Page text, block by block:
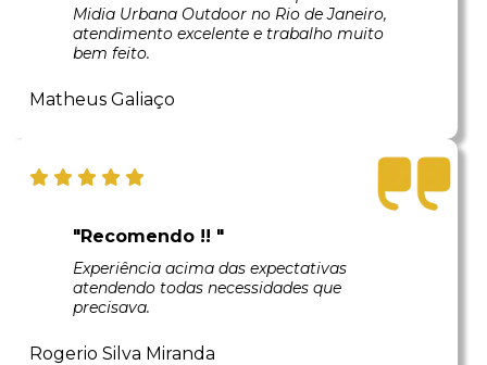
Midia Urbana Outdoor no Rio de Janeiro,
atendimento excelente e trabalho muito
bem feito.
Matheus Galiaço
"Recomendo !! "
Experiência acima das expectativas
atendendo todas necessidades que
precisava.
Rogerio Silva Miranda